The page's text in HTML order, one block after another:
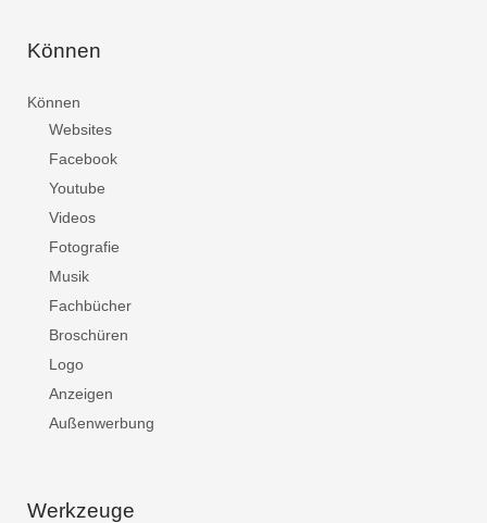
Können
Können
Websites
Facebook
Youtube
Videos
Fotografie
Musik
Fachbücher
Broschüren
Logo
Anzeigen
Außenwerbung
Werkzeuge